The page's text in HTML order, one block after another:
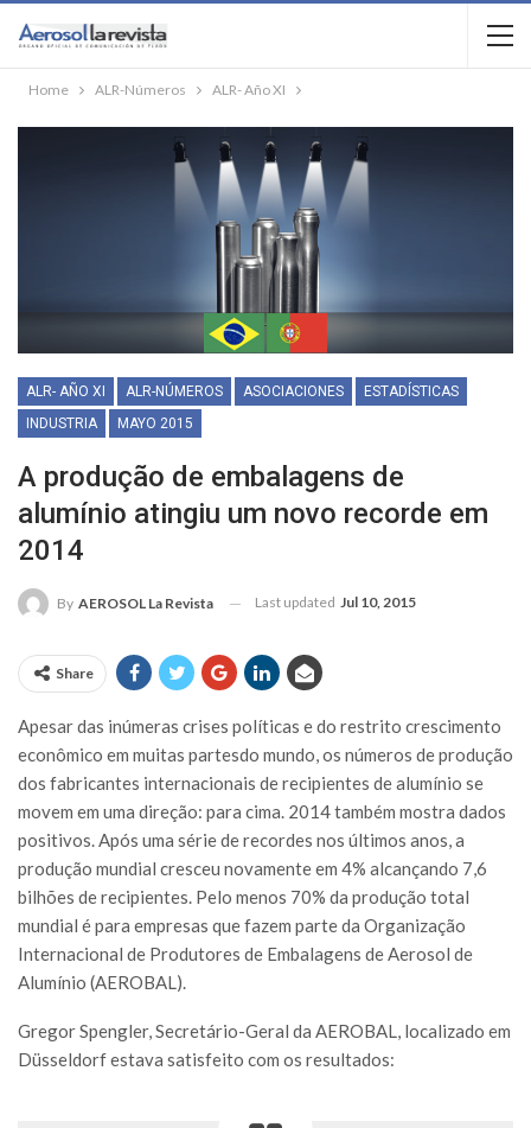
Home ALR-Números ALR- Año XI
ALR- AÑO XI ALR-NÚMEROS ASOCIACIONES
ESTADÍSTICAS
INDUSTRIA
MAYO 2015
A produção de embalagens de
alumínio atingiu um novo recorde em
2014
By AEROSOL La Revista Last updated Jul 10, 2015
Share
Apesar das inúmeras crises políticas e do restrito crescimento
econômico em muitas partesdo mundo, os números de produção
dos fabricantes internacionais de recipientes de alumínio se
movem em uma direção: para cima. 2014 também mostra dados
positivos. Após uma série de recordes nos últimos anos, a
produção mundial cresceu novamente em 4% alcançando 7,6
bilhões de recipientes. Pelo menos 70% da produção total
mundial é para empresas que fazem parte da Organização
Internacional de Produtores de Embalagens de Aerosol de
Alumínio (AEROBAL).
Gregor Spengler, Secretário-Geral da AEROBAL, localizado em
Düsseldorf estava satisfeito com os resultados: